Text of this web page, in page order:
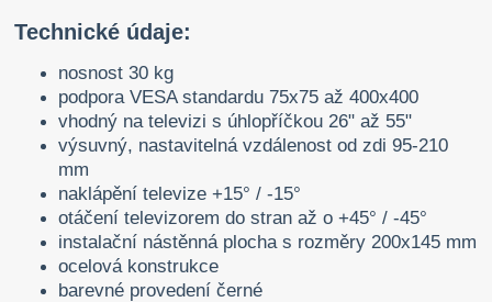
Technické údaje:
nosnost 30 kg
podpora VESA standardu 75x75 až 400x400
vhodný na televizi s úhlopříčkou 26" až 55"
výsuvný, nastavitelná vzdálenost od zdi 95-210
mm
naklápění televize +15° / -15°
otáčení televizorem do stran až o +45° / -45°
instalační nástěnná plocha s rozměry 200x145 mm
ocelová konstrukce
barevné provedení černé